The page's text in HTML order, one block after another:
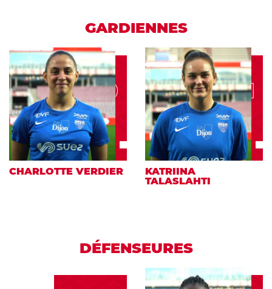
GARDIENNES
30
CHARLOTTE VERDIER
1
KATRIINA
TALASLAHTI
DÉFENSEURES